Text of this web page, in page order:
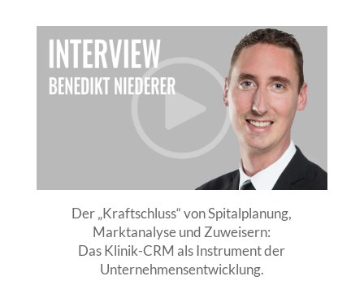
Der „Kraftschluss“ von Spitalplanung,
Marktanalyse und Zuweisern:
Das Klinik-CRM als Instrument der
Unternehmensentwicklung.